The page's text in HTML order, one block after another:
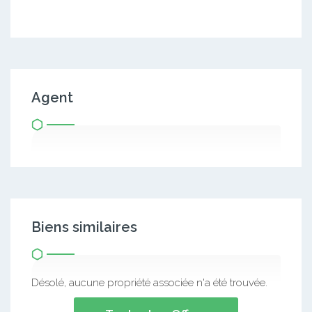
Agent
Biens similaires
Désolé, aucune propriété associée n'a été trouvée.